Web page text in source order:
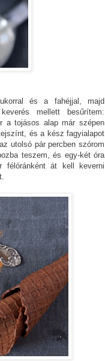
és a fahéjjal, majd
mellett besűrítem:
a tojásos alap már szépen
és a kész fagyialapot
utolsó pár percben szórom
teszem, és egy-két óra
félóránként át kell keverni